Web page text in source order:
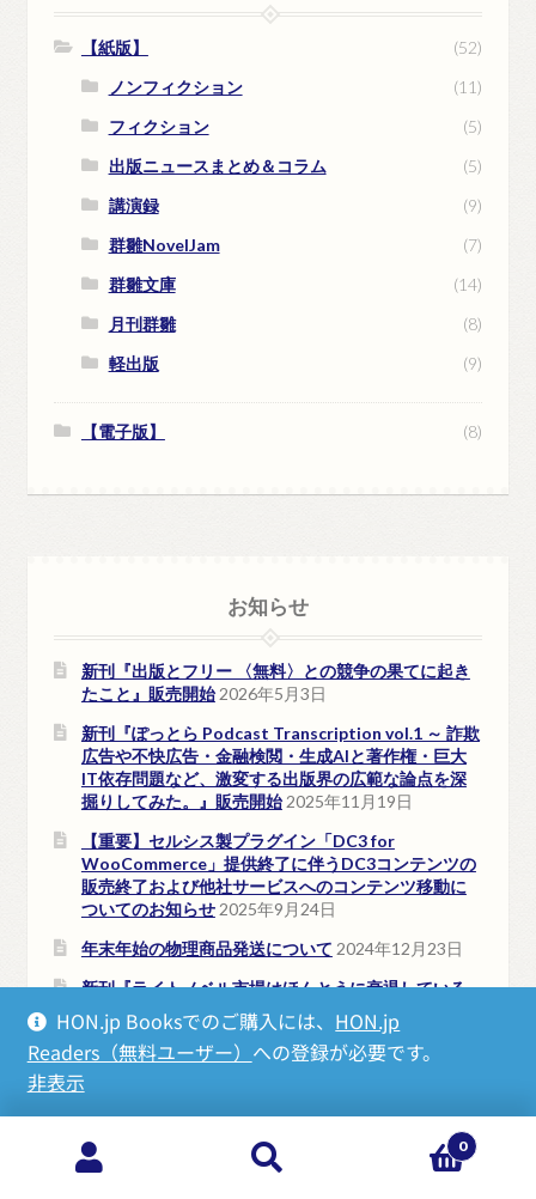
HON.jp Booksでのご購入には、 HON.jp
Readers（無料ユーザー） への登録が必要です。
非表示
【紙版】
(52)
ノンフィクション
(11)
フィクション
(5)
出版ニュースまとめ＆コラム
(5)
講演録
(9)
群雛NovelJam
(7)
群雛文庫
(14)
月刊群雛
(8)
軽出版
(9)
【電子版】 (8)
お知らせ
新刊『出版とフリー 〈無料〉との競争の果てに起き
たこと』販売開始 2026年5月3日
新刊『ぽっとら Podcast Transcription vol.1 ～ 詐欺
広告や不快広告・金融検閲・生成AIと著作権・巨大
IT依存問題など、激変する出版界の広範な論点を深
掘りしてみた。』販売開始 2025年11月19日
【重要】セルシス製プラグイン「DC3 for
WooCommerce」提供終了に伴うDC3コンテンツの
販売終了および他社サービスへのコンテンツ移動に
ついてのお知らせ 2025年9月24日
年末年始の物理商品発送について 2024年12月23日
新刊『ライトノベル市場はほんとうに衰退している
のか？ 電子の市場を推計してみた』販売開始
11月22日
0